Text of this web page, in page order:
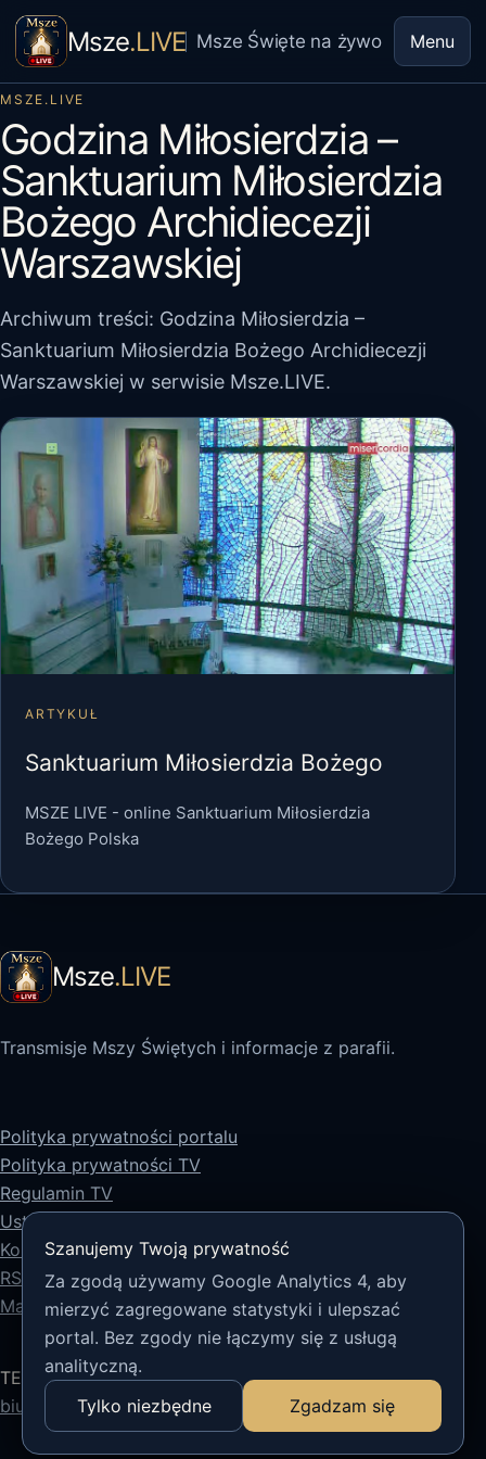
Msze.LIVE Msze Święte na żywo Menu
MSZE.LIVE
Godzina Miłosierdzia –
Sanktuarium Miłosierdzia
Bożego Archidiecezji
Warszawskiej
Archiwum treści: Godzina Miłosierdzia –
Sanktuarium Miłosierdzia Bożego Archidiecezji
Warszawskiej w serwisie Msze.LIVE.
ARTYKUŁ
Sanktuarium Miłosierdzia Bożego
MSZE LIVE - online Sanktuarium Miłosierdzia
Bożego Polska
Msze.LIVE
Transmisje Mszy Świętych i informacje z parafii.
Polityka prywatności portalu
Polityka prywatności TV
Regulamin TV
Ustawienia prywatności
Kontakt
RSS
Mapa strony
TECH5 sp. z o.o.
biuro@tech5.pl
Szanujemy Twoją prywatność
Za zgodą używamy Google Analytics 4, aby
mierzyć zagregowane statystyki i ulepszać
portal. Bez zgody nie łączymy się z usługą
analityczną.
Tylko niezbędne
Zgadzam się